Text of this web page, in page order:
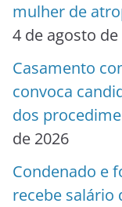
mulher de
4 de agosto de
Casamento
convoca
dos
de 2026
Condenado e
recebe salário